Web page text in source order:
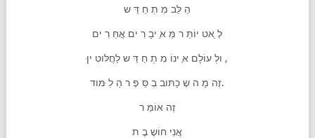
הַ לֵּב מִ תְ חַ דֵּ ש
לְ ַאט יוֹתֵּ ר מֵּ אֵּ יבָ רִ ים אֲחֵּ רִ ים
ּולְ עוֹלָם אֵּ ינוֹ מִ תְ חַ דֵּ ש לַחֲלּוטִ ין ,
זֶה מָ ה שֶ כָתּוב בְ סֵּ פֶ ר הַ לִ ּמּוד.
זֶה אוֹמֵּ ר
אֲנִי חוֹשֶ בֶ ת